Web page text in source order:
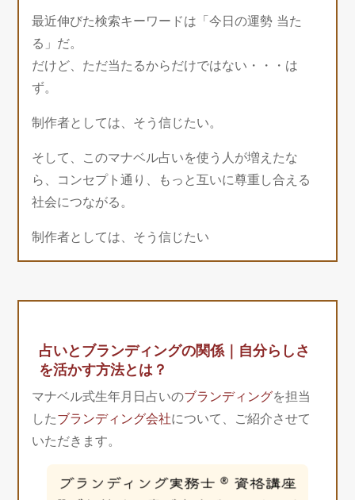
最近伸びた検索キーワードは「今日の運勢 当た
る」だ。
だけど、ただ当たるからだけではない・・・は
ず。
制作者としては、そう信じたい。
そして、このマナベル占いを使う人が増えたな
ら、コンセプト通り、もっと互いに尊重し合える
社会につながる。
制作者としては、そう信じたい
占いとブランディングの関係｜自分らしさ
を活かす方法とは？
マナベル式生年月日占いのブランディングを担当
したブランディング会社について、ご紹介させて
いただきます。